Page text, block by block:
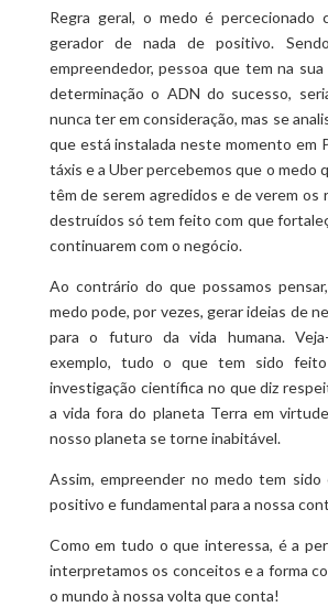
Regra geral, o medo é percecionado
gerador de nada de positivo.
empreendedor, pessoa que tem na
determinação o ADN do sucesso,
nunca ter em consideração, mas se
que está instalada neste momento em
táxis e a Uber percebemos que o medo
têm de serem agredidos e de verem os
destruídos só tem feito com que
continuarem com o negócio.
Ao contrário do que possamos
medo pode, por vezes, gerar ideias de
para o futuro da vida humana.
exemplo, tudo o que tem sido
investigação científica no que diz
a vida fora do planeta Terra em
nosso planeta se torne inabitável.
Assim, empreender no medo tem sido
positivo e fundamental para a nossa
Como em tudo o que interessa, é a
interpretamos os conceitos e a forma
o mundo à nossa volta que conta!